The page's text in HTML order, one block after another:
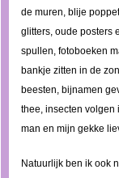
de muren, blije
glitters, oude posters
spullen, fotoboeken
bankje zitten in de
beesten, bijnamen
thee, insecten volgen
man en mijn gekke
Natuurlijk ben ik ook